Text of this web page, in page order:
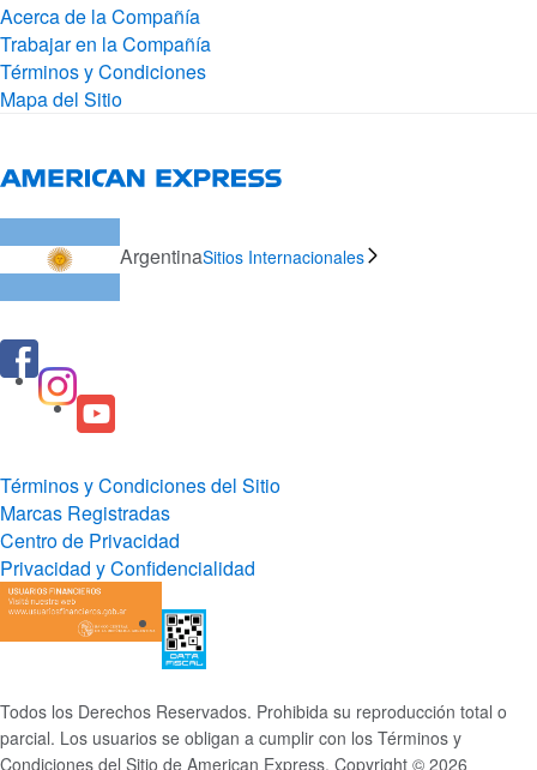
Acerca de la Compañía
Trabajar en la Compañía
Términos y Condiciones
Mapa del Sitio
ArgentinaSitios Internacionales
Términos y Condiciones del Sitio
Marcas Registradas
Centro de Privacidad
Privacidad y Confidencialidad
Todos los Derechos Reservados. Prohibida su reproducción total o
parcial. Los usuarios se obligan a cumplir con los Términos y
Condiciones del Sitio de American Express. Copyright © 2026